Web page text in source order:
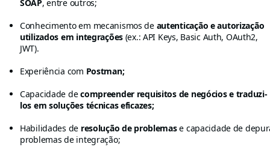
SOAP, entre outros;
Conhecimento em mecanismos de autenticação e autorização
utilizados em integrações (ex.: API Keys, Basic Auth, OAuth2,
JWT).
Experiência com Postman;
Capacidade decompreender requisitos de negócios e traduzi-
los em soluções técnicas eficazes;
Habilidades de resolução de problemase capacidade de
problemas de integração;